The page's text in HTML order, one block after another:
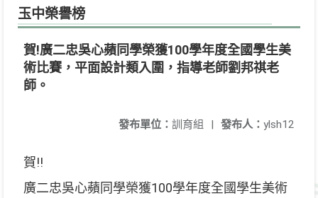
玉中榮譽榜
賀!廣二忠吳心蘋同學榮獲100學年度全國學生美
術比賽，平面設計類入圍，指導老師劉邦祺老
師。
發布人： ylsh12
發布單位： 訓育組 |
賀!!
廣二忠吳心蘋同學榮獲100學年度全國學生美術